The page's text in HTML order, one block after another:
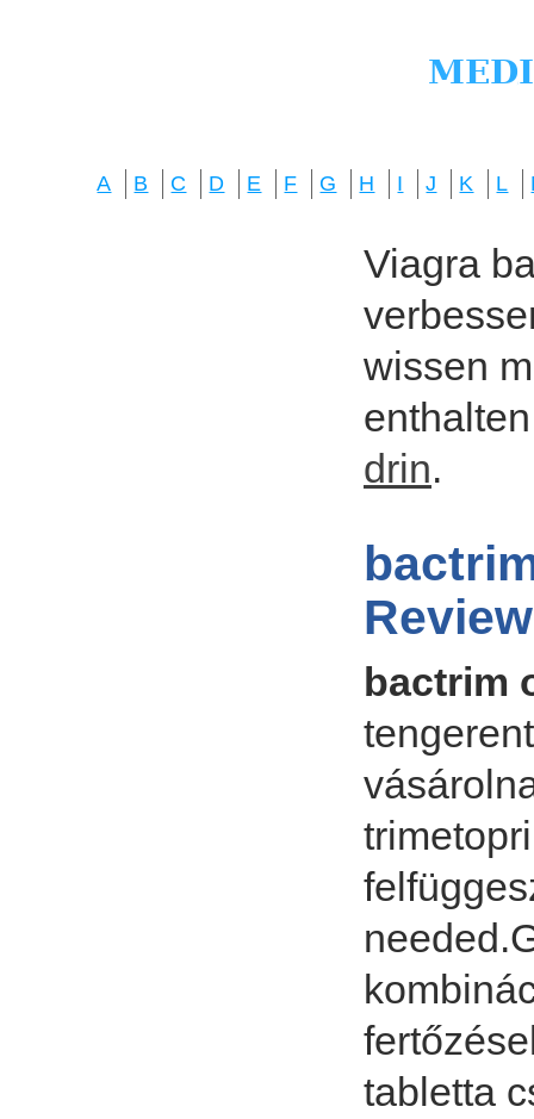
A B C D E F G H I J K L
Viagra
wissen
drin.
bactrim
tabletta